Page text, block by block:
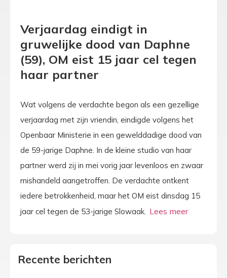
Verjaardag eindigt in
gruwelijke dood van Daphne
(59), OM eist 15 jaar cel tegen
haar partner
Wat volgens de verdachte begon als een gezellige
verjaardag met zijn vriendin, eindigde volgens het
Openbaar Ministerie in een gewelddadige dood van
de 59-jarige Daphne. In de kleine studio van haar
partner werd zij in mei vorig jaar levenloos en zwaar
mishandeld aangetroffen. De verdachte ontkent
iedere betrokkenheid, maar het OM eist dinsdag 15
jaar cel tegen de 53-jarige Slowaak.
Recente berichten